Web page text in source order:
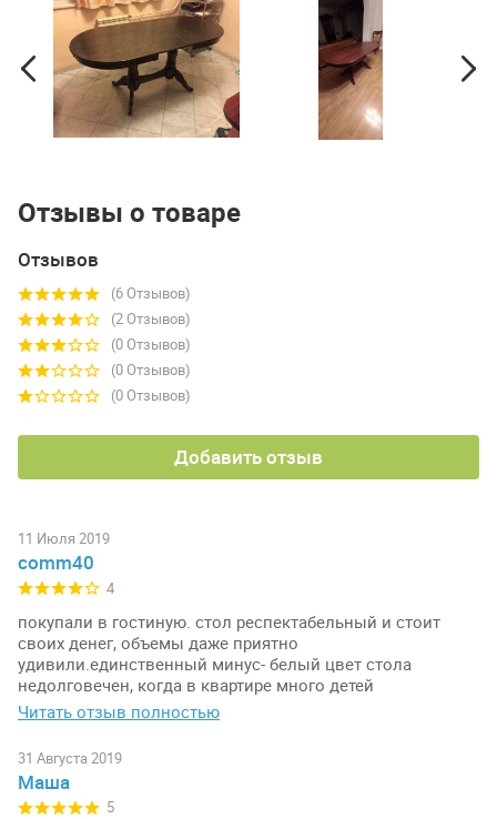
Отзывы о товаре
Отзывов
(6 Отзывов)
(2 Отзывов)
(0 Отзывов)
(0 Отзывов)
(0 Отзывов)
Добавить отзыв
11 Июля 2019
comm40
4
покупали в гостиную. стол респектабельный и стоит
своих денег, объемы даже приятно
удивили.единственный минус- белый цвет стола
недолговечен, когда в квартире много детей
Читать отзыв полностью
31 Августа 2019
Маша
5